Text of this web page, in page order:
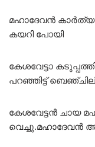
മഹാദേവൻ
കയറി പോയി
കേശവേട്ടാ
പറഞ്ഞിട്ട്
കേശവേട്ടൻ ചായ
വെച്ചു.മഹാദേവൻ